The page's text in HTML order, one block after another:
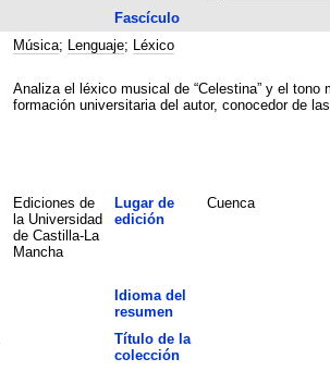
Fascículo
Música; Lenguaje; Léxico
Analiza el léxico musical de “Celestina” y el
formación universitaria del autor, conocedor de
Ediciones de
la Universidad
de Castilla-La
Mancha
Lugar de
edición
Cuenca
Idioma del
resumen
Título de la
colección